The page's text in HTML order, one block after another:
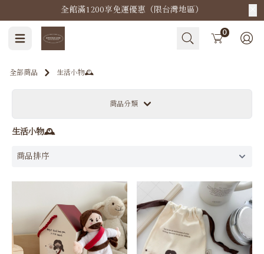
全館滿1200享免運優惠（限台灣地區）
Cart 0
全部商品 生活小物🕰
商品分類
生活小物🕰